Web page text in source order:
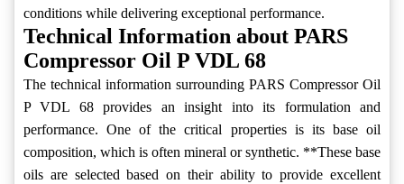
conditions while delivering exceptional performance.
Technical Information about PARS
Compressor Oil P VDL 68
The technical information surrounding PARS Compressor Oil
P VDL 68 provides an insight into its formulation and
performance. One of the critical properties is its base oil
composition, which is often mineral or synthetic. **These base
oils are selected based on their ability to provide excellent